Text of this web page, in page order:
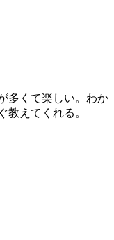
多くて楽しい。わか
教えてくれる。